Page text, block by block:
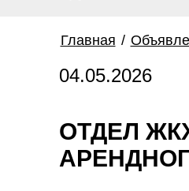
Главная /
04.05.2026
ОТДЕЛ